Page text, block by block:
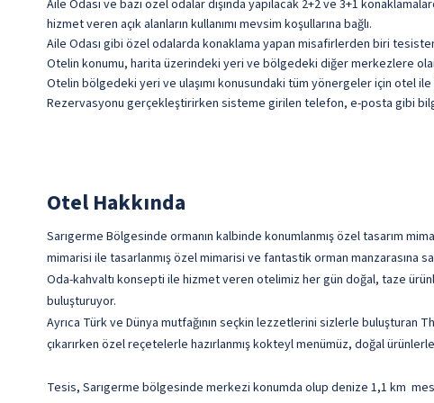
Aile Odası ve bazı özel odalar dışında yapılacak 2+2 ve 3+1
hizmet veren açık alanların kullanımı mevsim koşullarına bağlı.
Aile Odası gibi özel odalarda konaklama yapan misafirlerden biri
Otelin konumu, harita üzerindeki yeri ve bölgedeki diğer merkezlere
Otelin bölgedeki yeri ve ulaşımı konusundaki tüm yönergeler için otel
Rezervasyonu gerçekleştirirken sisteme girilen telefon, e-posta gibi
Otel Hakkında
Sarıgerme Bölgesinde ormanın kalbinde konumlanmış özel tasarım
mimarisi ile tasarlanmış özel mimarisi ve fantastik orman
Oda-kahvaltı konsepti ile hizmet veren otelimiz her gün doğal, taze
buluşturuyor.
Ayrıca Türk ve Dünya mutfağının seçkin lezzetlerini sizlerle buluşturan
çıkarırken özel reçetelerle hazırlanmış kokteyl menümüz, doğal
Tesis, Sarıgerme bölgesinde merkezi konumda olup denize 1,1 km